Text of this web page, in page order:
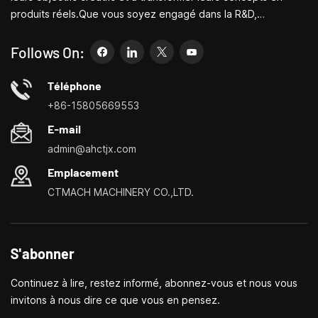
produits réels.Que vous soyez engagé dans la R&D,
entrepreneur créatif, les petites machines-outils de Bite
peuvent vous permettre de répondre à vos besoins plus
facilement, plus rapidement et de manière plus
économique.Spécialisé dans les centres de personnalisation
les perceuses et fraiseuses domestiques, les petits
tournages, perçages et fraisages multifonctionnels
Follows On:
Téléphone
+86-15805669553
E-mail
admin@ahctjx.com
Emplacement
CTMACH MACHINERY CO.,LTD.
S'abonner
Continuez à lire, restez informé, abonnez-vous et nous vous
invitons à nous dire ce que vous en pensez.